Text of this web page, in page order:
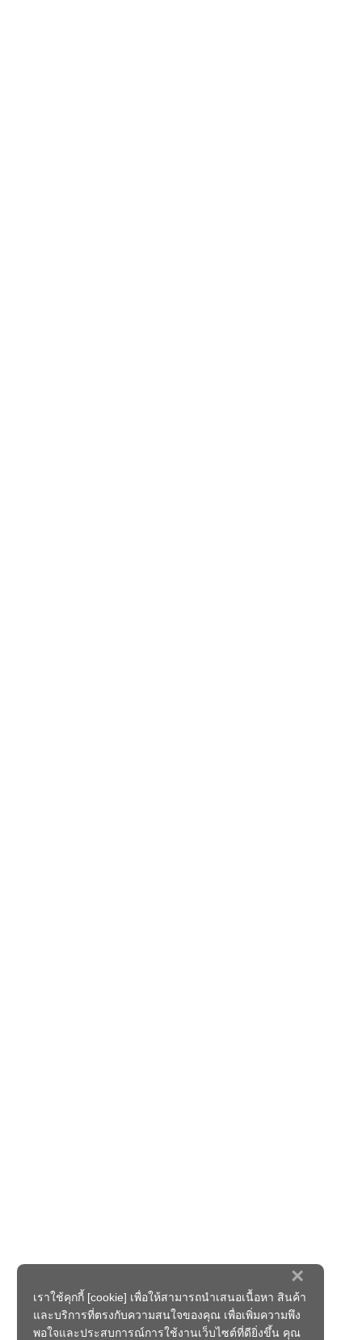
×
เราใช้คุกกี้ [cookie] เพื่อให้สามารถนำเสนอเนื้อหา สินค้า
และบริการที่ตรงกับความสนใจของคุณ เพื่อเพิ่มความพึง
พอใจและประสบการณ์การใช้งานเว็บไซต์ที่ดียิ่งขึ้น คุณ